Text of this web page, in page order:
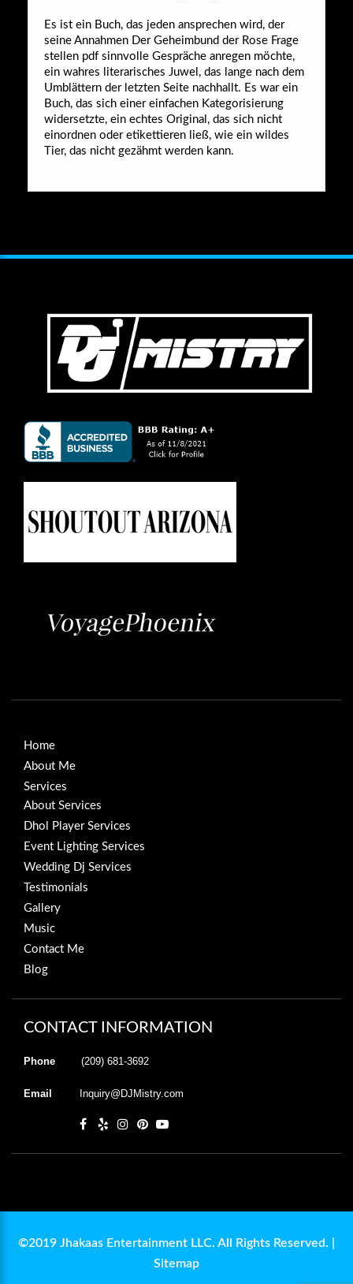
Es ist ein Buch, das jeden ansprechen wird, der
seine Annahmen Der Geheimbund der Rose Frage
stellen pdf sinnvolle Gespräche anregen möchte,
ein wahres literarisches Juwel, das lange nach dem
Umblättern der letzten Seite nachhallt. Es war ein
Buch, das sich einer einfachen Kategorisierung
widersetzte, ein echtes Original, das sich nicht
einordnen oder etikettieren ließ, wie ein wildes
Tier, das nicht gezähmt werden kann.
Home
About Me
Services
About Services
Dhol Player Services
Event Lighting Services
Wedding Dj Services
Testimonials
Gallery
Music
Contact Me
Blog
CONTACT INFORMATION
Phone (209) 681-3692
Email Inquiry@DJMistry.com
©2019 Jhakaas Entertainment LLC. All Rights Reserved. |
Sitemap